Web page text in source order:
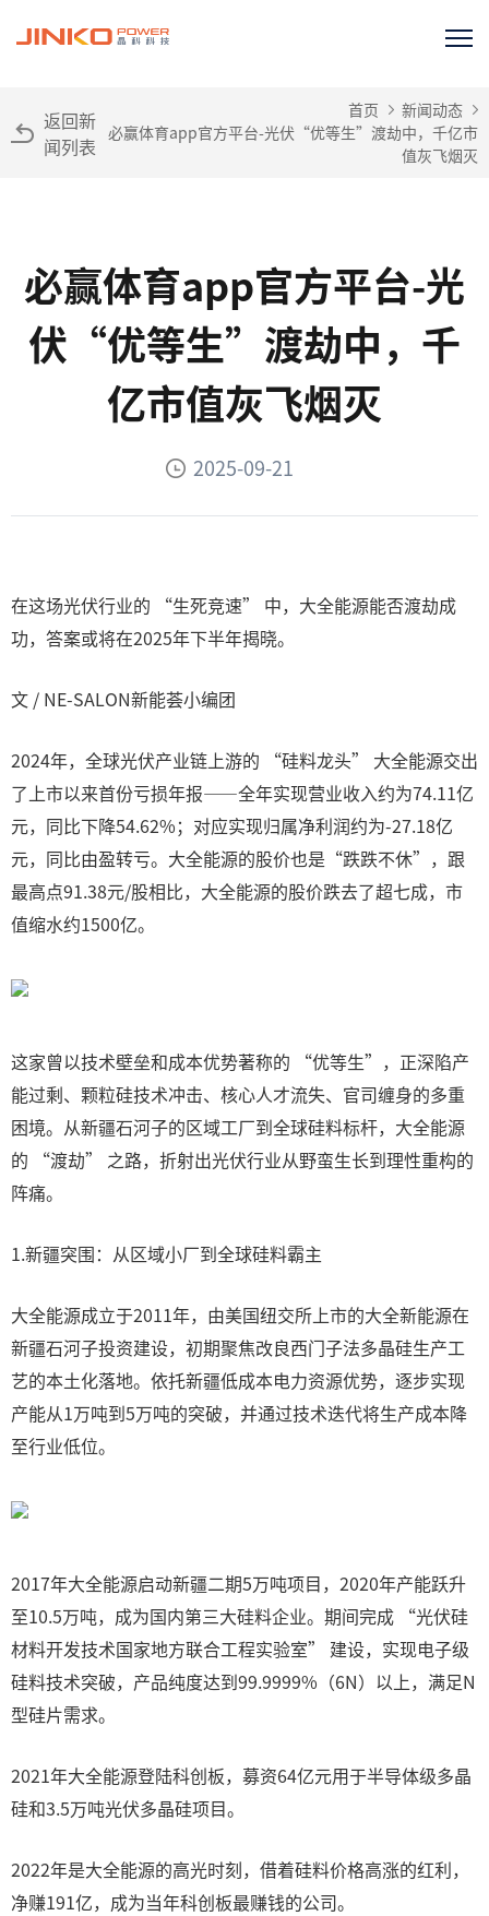
返回新
闻列表
首页
新闻动态
必赢体育app官方平台-光伏“优等生”渡劫中，千亿市
值灰飞烟灭
必赢体育app官方平台-光
伏“优等生”渡劫中，千
亿市值灰飞烟灭
2025-09-21
在这场光伏行业的 “生死竞速” 中，大全能源能否渡劫成
功，答案或将在2025年下半年揭晓。
文 / NE-SALON新能荟小编团
2024年，全球光伏产业链上游的 “硅料龙头” 大全能源交出
了上市以来首份亏损年报——全年实现营业收入约为74.11亿
元，同比下降54.62%；对应实现归属净利润约为-27.18亿
元，同比由盈转亏。大全能源的股价也是“跌跌不休”，跟
最高点91.38元/股相比，大全能源的股价跌去了超七成，市
值缩水约1500亿。
这家曾以技术壁垒和成本优势著称的 “优等生”，正深陷产
能过剩、颗粒硅技术冲击、核心人才流失、官司缠身的多重
困境。从新疆石河子的区域工厂到全球硅料标杆，大全能源
的 “渡劫” 之路，折射出光伏行业从野蛮生长到理性重构的
阵痛。
1.新疆突围：从区域小厂到全球硅料霸主
大全能源成立于2011年，由美国纽交所上市的大全新能源在
新疆石河子投资建设，初期聚焦改良西门子法多晶硅生产工
艺的本土化落地。依托新疆低成本电力资源优势，逐步实现
产能从1万吨到5万吨的突破，并通过技术迭代将生产成本降
至行业低位。
2017年大全能源启动新疆二期5万吨项目，2020年产能跃升
至10.5万吨，成为国内第三大硅料企业。期间完成 “光伏硅
材料开发技术国家地方联合工程实验室” 建设，实现电子级
硅料技术突破，产品纯度达到99.9999%（6N）以上，满足N
型硅片需求。
2021年大全能源登陆科创板，募资64亿元用于半导体级多晶
硅和3.5万吨光伏多晶硅项目。
2022年是大全能源的高光时刻，借着硅料价格高涨的红利，
净赚191亿，成为当年科创板最赚钱的公司。